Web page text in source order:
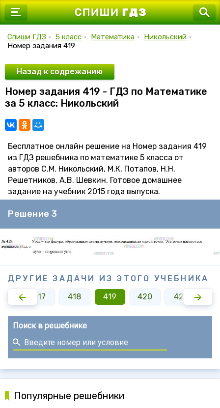
7 класс
9 класс
10 класс
11 класс
Спиши ГДЗ • 5 класс • Математика • Никольский •
Номер задания 419
Назад к содрежанию
Номер задания 419 - ГДЗ по Математике
за 5 класс: Никольский
Бесплатное онлайн решение на Номер задания 419
из ГДЗ решебника по математике 5 класса от
авторов С.М. Никольский, М.К, Потапов, Н.Н.
Решетников, А.В. Шевкин. Готовое домашнее
задание на учебник 2015 года выпуска.
Решение 3
ДРУГИЕ ЗАДАЧИ ИЗ ЭТОГО УЧЕБНИКА
417 418 419 420 421
Поиск в решебнике
Популярные решебники